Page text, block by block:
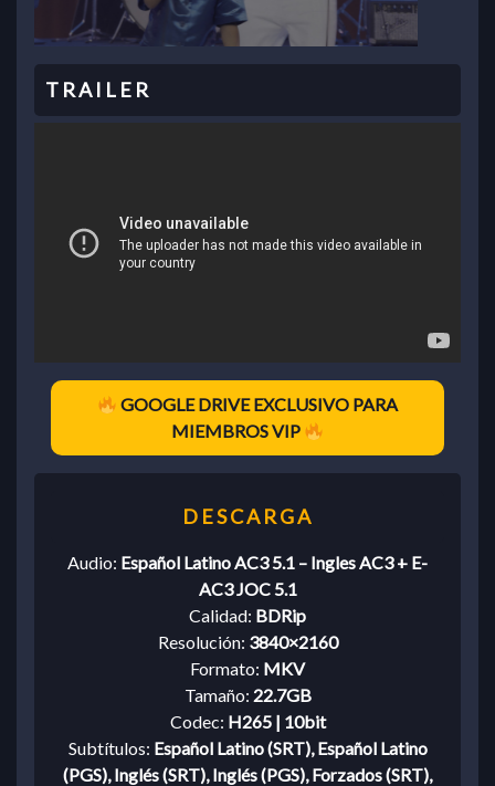
GOOGLE DRIVE EXCLUSIVO PARA
MIEMBROS VIP
Audio: Español Latino AC3 5.1 – Ingles AC3 + E-
AC3 JOC 5.1
Calidad: BDRip
Resolución: 3840×2160
Formato: MKV
Tamaño: 22.7GB
Codec: H265 | 10bit
Subtítulos: Español Latino (SRT), Español Latino
(PGS), Inglés (SRT), Inglés (PGS), Forzados (SRT),